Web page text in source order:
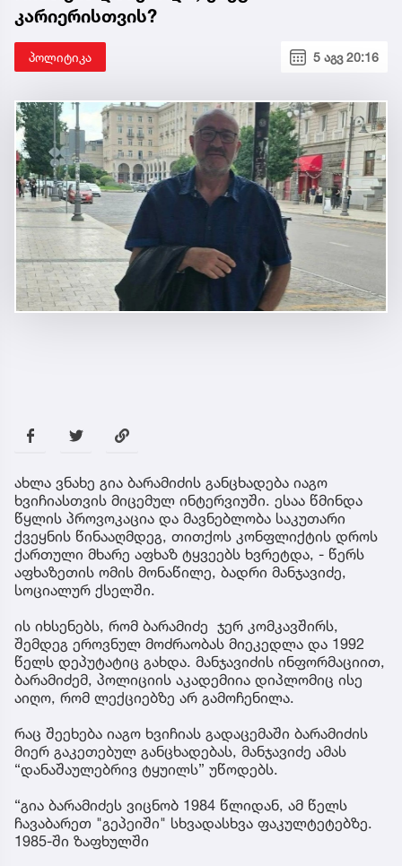
კარიერისთვის?
პოლიტიკა 5 აგვ 20:16
ახლა ვნახე გია ბარამიძის განცხადება იაგო
ხვიჩიასთვის მიცემულ ინტერვიუში. ესაა წმინდა
წყლის პროვოკაცია და მავნებლობა საკუთარი
ქვეყნის წინააღმდეგ, თითქოს კონფლიქტის დროს
ქართული მხარე აფხაზ ტყვეებს ხვრეტდა, - წერს
აფხაზეთის ომის მონაწილე, ბადრი მანჯავიძე,
სოციალურ ქსელში.
ის იხსენებს, რომ ბარამიძე ჯერ კომკავშირს,
შემდეგ ეროვნულ მოძრაობას მიეკედლა და 1992
წელს დეპუტატიც გახდა. მანჯავიძის ინფორმაციით,
ბარამიძემ, პოლიციის აკადემიია დიპლომიც ისე
აიღო, რომ ლექციებზე არ გამოჩენილა.
რაც შეეხება იაგო ხვიჩიას გადაცემაში ბარამიძის
მიერ გაკეთებულ განცხადებას, მანჯავიძე ამას
“დანაშაულებრივ ტყუილს” უწოდებს.
“გია ბარამიძეს ვიცნობ 1984 წლიდან, ამ წელს
ჩავაბარეთ "გეპეიში" სხვადასხვა ფაკულტეტებზე.
1985-ში ზაფხულში